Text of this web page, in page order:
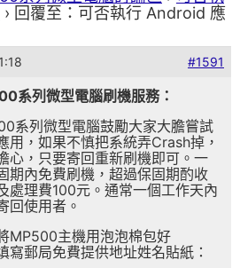
› 回覆至：可否執行 Android 應
#1591
系列微型電腦刷機服務：
系列微型電腦鼓勵大家大膽嘗試
用，如果不慎把系統弄Crash掉，
心，只要寄回重新刷機即可。一
期內免費刷機，超過保固期酌收
處理費100元。通常一個工作天內
回使用者。
MP500主機用泡泡棉包好
寫郵局免費提供地址姓名貼紙：